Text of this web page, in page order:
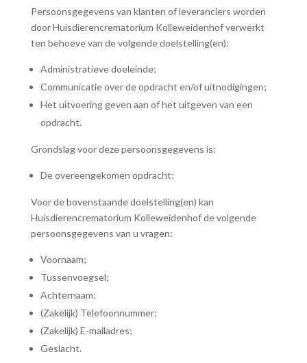
Persoonsgegevens van klanten of leveranciers worden
door Huisdierencrematorium Kolleweidenhof verwerkt
ten behoeve van de volgende doelstelling(en):
Administratieve doeleinde;
Communicatie over de opdracht en/of uitnodigingen;
Het uitvoering geven aan of het uitgeven van een
opdracht.
Grondslag voor deze persoonsgegevens is:
De overeengekomen opdracht;
Voor de bovenstaande doelstelling(en) kan
Huisdierencrematorium Kolleweidenhof de volgende
persoonsgegevens van u vragen:
Voornaam;
Tussenvoegsel;
Achternaam;
(Zakelijk) Telefoonnummer;
(Zakelijk) E-mailadres;
Geslacht.